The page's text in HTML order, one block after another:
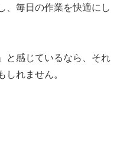
、毎日の作業を快適にし
と感じているなら、それ
しれません。